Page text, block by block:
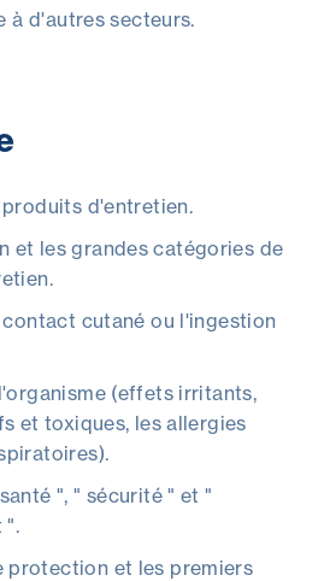
à d'autres secteurs.
d'entretien.
et les grandes catégories de
cutané ou l'ingestion
(effets irritants,
et toxiques, les allergies
", " sécurité " et "
".
protection et les premiers